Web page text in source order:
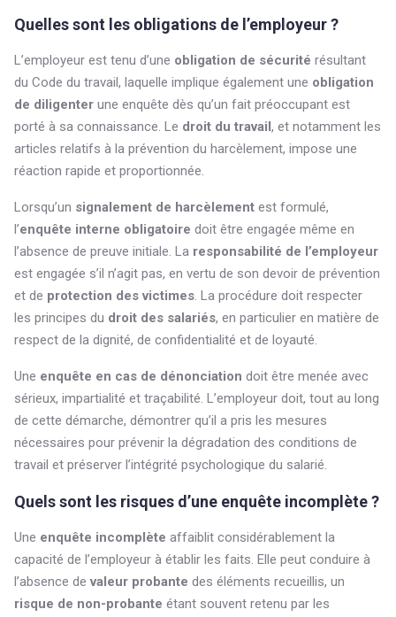
Quelles sont les obligations de l’employeur ?
L’employeur est tenu d’une obligation de sécurité résultant
du Code du travail, laquelle implique également une obligation
de diligenter une enquête dès qu’un fait préoccupant est
porté à sa connaissance. Le droit du travail, et notamment les
articles relatifs à la prévention du harcèlement, impose une
réaction rapide et proportionnée.
Lorsqu’un signalement de harcèlement est formulé,
l’enquête interne obligatoire doit être engagée même en
l’absence de preuve initiale. La responsabilité de l’employeur
est engagée s’il n’agit pas, en vertu de son devoir de prévention
et de protection des victimes. La procédure doit respecter
les principes du droit des salariés, en particulier en matière de
respect de la dignité, de confidentialité et de loyauté.
Une enquête en cas de dénonciation doit être menée avec
sérieux, impartialité et traçabilité. L’employeur doit, tout au long
de cette démarche, démontrer qu’il a pris les mesures
nécessaires pour prévenir la dégradation des conditions de
travail et préserver l’intégrité psychologique du salarié.
Quels sont les risques d’une enquête incomplète ?
Une enquête incomplète affaiblit considérablement la
capacité de l’employeur à établir les faits. Elle peut conduire à
l’absence devaleur probante des éléments recueillis, un
risque de non-probante étant souvent retenu par les